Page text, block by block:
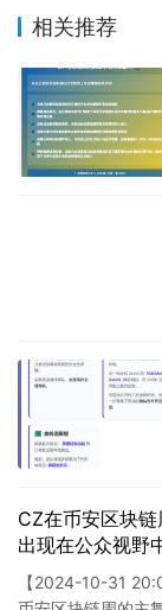
相关推荐
CZ在币安区块
出现在公众视野
【2024-10-31